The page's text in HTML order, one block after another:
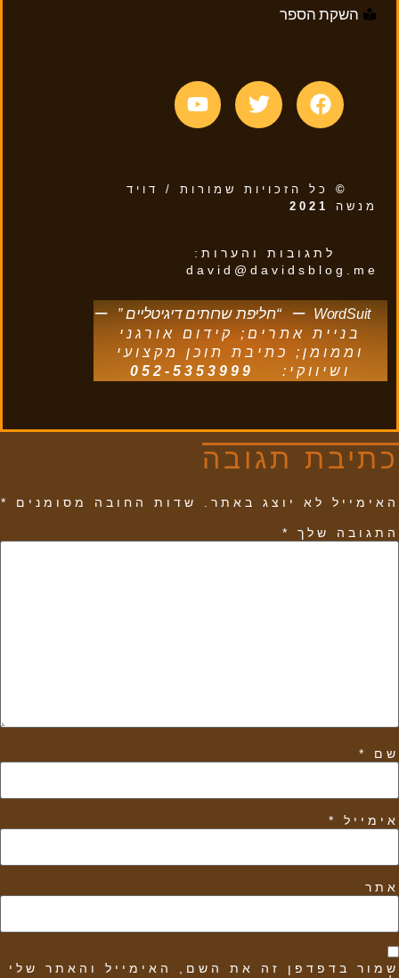
השקת הספר
© כל הזכויות שמורות / דויד
מנשה
2021
לתגובות והערות:
david@davidsblog.me
WordSuit
–“חליפת שרותים דיגיטליים”
–
בניית אתרים; קידום אורגני
וממומן; כתיבת תוכן מקצועי
ושיווקי:
052-5353999
כתיבת תגובה
האימייל לא יוצג באתר. שדות החובה מסומנים *
התגובה שלך *
שם *
אימייל *
אתר
שמור בדפדפן זה את השם, האימייל והאתר שלי